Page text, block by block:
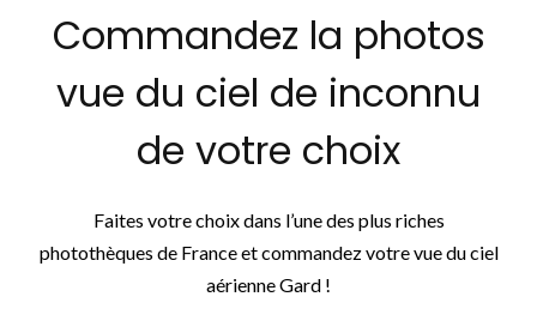
Commandez la photos
vue du ciel de inconnu
de votre choix
Faites votre choix dans l’une des plus riches
photothèques de France et commandez votre vue du ciel
aérienne Gard !